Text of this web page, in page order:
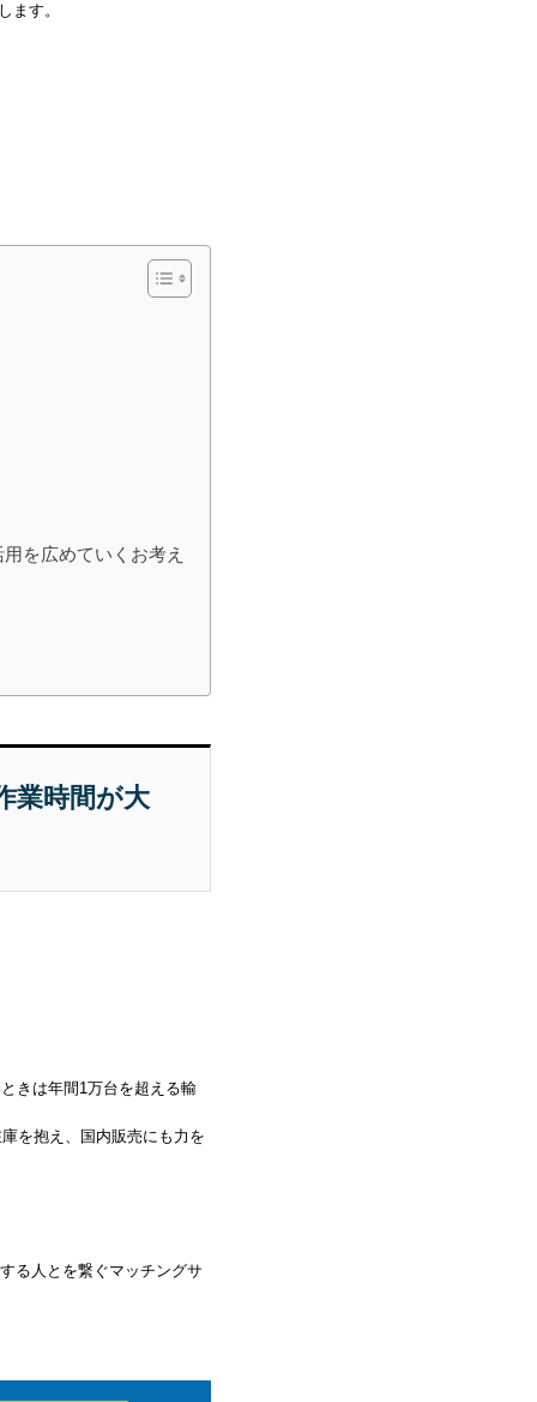
ます。
を広めていくお考え
業時間が大
きは年間1万台を超える輸
を抱え、国内販売にも力を
る人とを繋ぐマッチングサ